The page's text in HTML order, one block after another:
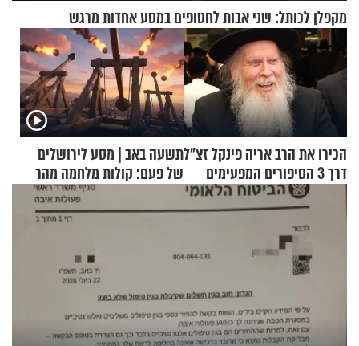
מקפלן לכותל: שני אבות לחטופים במסע אחדות מרגש
הכירו את הרב אריה פינקל זצ"ל
דרך 3 הסיפורים המפעימים
האלה
תשעה באב | מסע לירושלים
של פעם: קולות מלחמה מהר